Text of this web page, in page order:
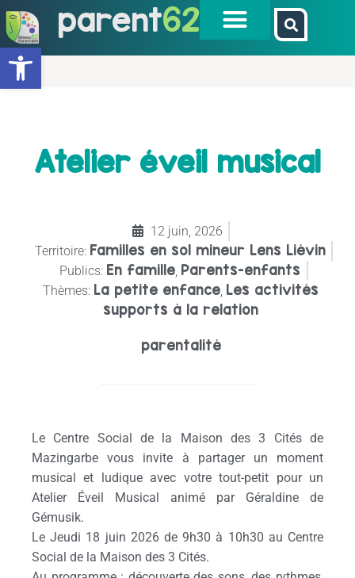
Ouvrir la barre d’outils
parent62
Atelier éveil musical
12 juin, 2026
Territoire: Familles en sol mineur Lens Liévin
Publics: En famille Parents-enfants
Thèmes: La petite enfance Les activités
supports à la relation
parentalité
Le Centre Social de la Maison des 3 Cités de
Mazingarbe vous invite à partager un moment
musical et ludique avec votre tout-petit pour un
Atelier Éveil Musical animé par Géraldine de
Gémusik.
Le Jeudi 18 juin 2026 de 9h30 à 10h30 au Centre
Social de la Maison des 3 Cités.